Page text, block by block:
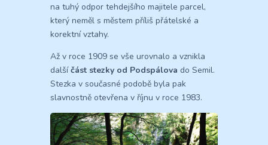
na tuhý odpor tehdejšího majitele parcel,
který neměl s městem příliš přátelské a
korektní vztahy.
Až v roce 1909 se vše urovnalo a vznikla
dalšíčást stezky od Podspálova do Semil.
Stezka v současné podobě byla pak
slavnostně otevřena v říjnu v roce 1983.